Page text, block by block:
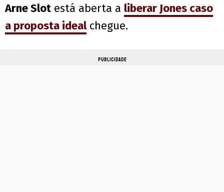
Arne Slot está aberta a liberar Jones caso
a proposta idealchegue.
PUBLICIDADE